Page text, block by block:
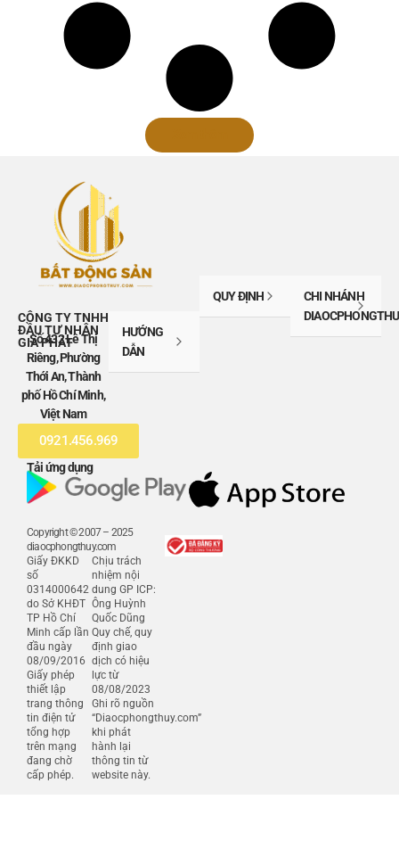
CÔNG TY TNHH
ĐẦU TƯ NHÂN
GIA PHÁT
Số 432 Lê Thị
Riêng, Phường
Thới An, Thành
phố Hồ Chí Minh,
Việt Nam
0921.456.969
HƯỚNG
DẪN
QUY ĐỊNH
CHI NHÁNH
Tải ứng dụng
Copyright © 2007 – 2025
diaocphongthuy.com
Giấy ĐKKD
số
0314000642
do Sở KHĐT
TP Hồ Chí
Minh cấp lần
đầu ngày
08/09/2016
Giấy phép
thiết lập
trang thông
tin điện tử
tổng hợp
trên mạng
đang chờ
cấp phép.
Chịu trách
nhiệm nội
dung GP ICP:
Ông Huỳnh
Quốc Dũng
Quy chế, quy
định giao
dịch có hiệu
lực từ
08/08/2023
Ghi rõ nguồn
“Diaocphongthuy.com”
khi phát
hành lại
thông tin từ
website này.